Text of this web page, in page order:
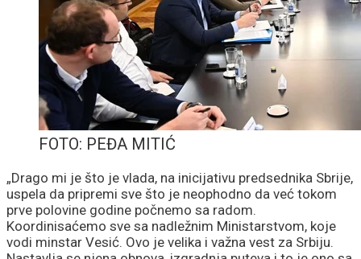
FOTO: PEĐA MITIĆ
„Drago mi je što je vlada, na inicijativu predsednika Sbrije,
uspela da pripremi sve što je neophodno da već tokom
prve polovine godine počnemo sa radom.
Koordinisaćemo sve sa nadležnim Ministarstvom, koje
vodi minstar Vesić. Ovo je velika i važna vest za Srbiju.